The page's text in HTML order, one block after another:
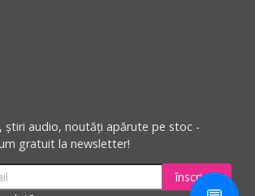
știri audio, noutăți apărute pe stoc -
gratuit la newsletter!
înscriere